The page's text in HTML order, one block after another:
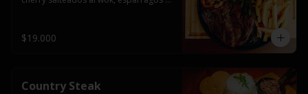
$19.000
Country Steak